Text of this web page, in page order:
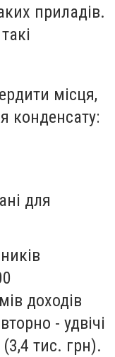
приладів.
місця,
конденсату:
для
доходів
- удвічі
тис. грн).